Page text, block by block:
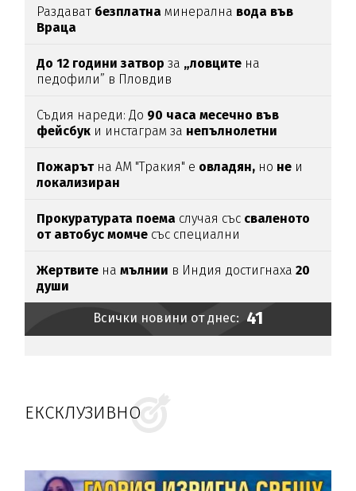
Раздават безплатна минерална вода във
Враца
До 12 години затвор за „ловците на
педофили” в Пловдив
Съдия нареди: До 90 часа месечно във
фейсбук и инстаграм за непълнолетни
Пожарътна АМ "Тракия" е овладян, но не и
локализиран
Прокуратурата поема случая със сваленото
от автобус момче със специални
Жертвите намълнии в Индия достигнаха20
души
Всички новини от днес: 41
ЕКСКЛУЗИВНО